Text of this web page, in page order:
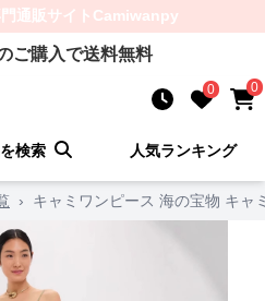
通販サイト Camiwanpy
ご購入で送料無料
0 0
検索 人気ランキング
› キャミワンピース 海の宝物 キャ